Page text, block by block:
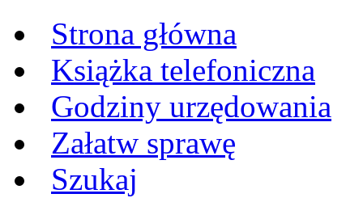
Strona główna
Książka telefoniczna
Godziny urzędowania
Załatw sprawę
Szukaj